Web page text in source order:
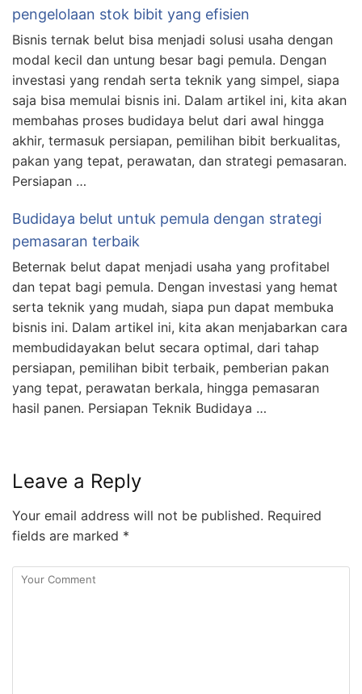
pengelolaan stok bibit yang efisien
Bisnis ternak belut bisa menjadi solusi usaha dengan
modal kecil dan untung besar bagi pemula. Dengan
investasi yang rendah serta teknik yang simpel, siapa
saja bisa memulai bisnis ini. Dalam artikel ini, kita akan
membahas proses budidaya belut dari awal hingga
akhir, termasuk persiapan, pemilihan bibit berkualitas,
pakan yang tepat, perawatan, dan strategi pemasaran.
Persiapan …
Budidaya belut untuk pemula dengan strategi
pemasaran terbaik
Beternak belut dapat menjadi usaha yang profitabel
dan tepat bagi pemula. Dengan investasi yang hemat
serta teknik yang mudah, siapa pun dapat membuka
bisnis ini. Dalam artikel ini, kita akan menjabarkan cara
membudidayakan belut secara optimal, dari tahap
persiapan, pemilihan bibit terbaik, pemberian pakan
yang tepat, perawatan berkala, hingga pemasaran
hasil panen. Persiapan Teknik Budidaya …
Leave a Reply
Your email address will not be published. Required
fields are marked *